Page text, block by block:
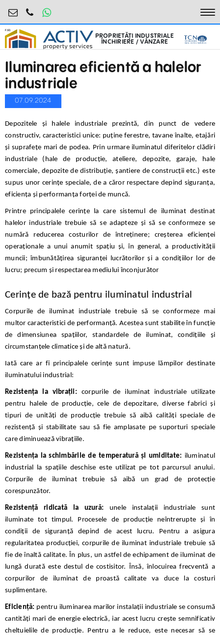
industrial@activpropertyservices.ro
0755.795.795
PROPRIETĂȚI INDUSTRIALE
ÎNCHIRIERE / VÂNZARE
Iluminarea eficientă a halelor
industriale
07.09.2024
Depozitele și halele industriale prezintă, din punct de vedere
constructiv, caracteristici unice: puține ferestre, tavane înalte, etajări
și suprafețe mari de podea. Prin urmare iluminatul diferitelor clădiri
industriale (hale de producție, ateliere, depozite, garaje, hale
comerciale, depozite de distribuție, șantiere de construcții etc.) este
supus unor cerințe speciale, de a căror respectare depind siguranța,
eficiența și performanța forței de muncă.
Printre principalele cerințe la care sistemul de iluminat destinat
halelor industriale trebuie să se adapteze și să se conformeze se
numără reducerea costurilor de întreținere; creșterea eficienței
operaționale a unui anumit spațiu și, în general, a productivității
muncii; îmbunătățirea siguranței lucrătorilor și a condițiilor lor de
lucru; precum și respectarea mediului înconjurător
Cerințe de bază pentru iluminatul industrial
Corpurile de iluminat industriale trebuie să se conformeze mai
multor caracteristici de performanță. Acestea sunt stabilite în funcție
de dimensiunea spațiilor, standardele de iluminat, condițiile și
circumstanțele climatice și de altă natură.
Iată care ar fi principalele cerințe sunt impuse lămpilor destinate
iluminatului industrial:
Rezistența la vibrații: corpurile de iluminat industriale utilizate
pentru halele de producție, cele de depozitare, diverse fabrici și
tipuri de unități de producție trebuie să aibă calități speciale de
rezistență și stabilitate sau să fie amplasate pe suporturi speciale
care diminuează vibrațiile.
Rezistența la schimbările de temperatură și umiditate: iluminatul
industrial la spațiile deschise este utilizat pe tot parcursul anului.
Corpurile de iluminat trebuie să aibă un grad de protecție
corespunzător.
Rezistență ridicată la uzură: unele instalații industriale sunt
iluminate tot timpul. Procesele de producție neîntrerupte și în
condiții de siguranță depind de acest lucru. Pentru a asigura
regularitatea producției, corpurile de iluminat industriale trebuie să
fie de înaltă calitate. În plus, un astfel de echipament de iluminat de
lungă durată este destul de costisitor. Însă, înlocuirea frecventă a
corpurilor de iluminat de proastă calitate va duce la costuri
suplimentare.
Eficiență: pentru iluminarea marilor instalații industriale se consumă
cantități mari de energie electrică, iar acest lucru crește semnificativ
cheltuielile de producție. Pentru a le reduce, este necesar să se